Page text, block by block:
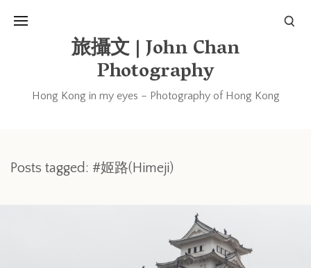
旅攝文 | John Chan
Photography
Hong Kong in my eyes – Photography of Hong Kong
Posts tagged: #姬路(Himeji)